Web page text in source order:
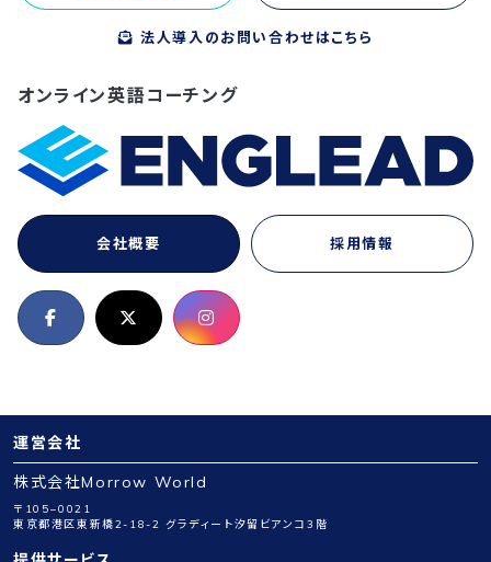
法人導入のお問い合わせはこちら
オンライン英語コーチング
会社概要 採用情報
運営会社
株式会社Morrow World
〒105−0021
東京都港区東新橋2-18-2 グラディート汐留ビアンコ3階